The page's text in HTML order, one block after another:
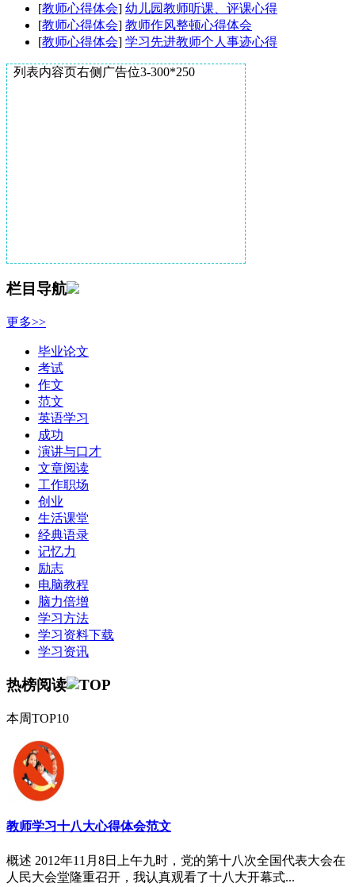
[教师心得体会] 幼儿园教师听课、评课心得
[教师心得体会] 教师作风整顿心得体会
[教师心得体会] 学习先进教师个人事迹心得
列表内容页右侧广告位3-300*250
栏目导航
更多>>
毕业论文
考试
作文
范文
英语学习
成功
演讲与口才
文章阅读
工作职场
创业
生活课堂
经典语录
记忆力
励志
电脑教程
脑力倍增
学习方法
学习资料下载
学习资讯
热榜阅读
本周TOP10
教师学习十八大心得体会范文
概述 2012年11月8日上午九时，党的第十八次全国代表大会在
人民大会堂隆重召开，我认真观看了十八大开幕式...